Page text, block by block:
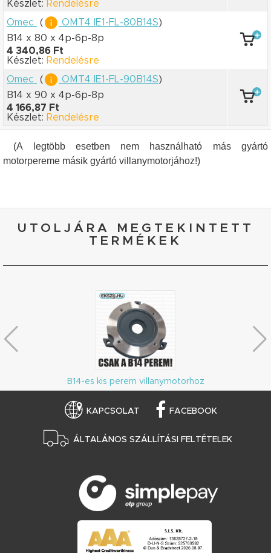
Készlet: Rendelésre
Omec
( OMT4 IE1-FL-80B14S)
B14 x 80 x 4p-6p-8p
4 340,86 Ft
Készlet: Rendelésre
Omec
( OMT4 IE1-FL-90B14S)
B14 x 90 x 4p-6p-8p
4 166,87 Ft
Készlet: Rendelésre
(A legtöbb esetben nem használható más gyártó
motorpereme másik gyártó villanymotorjához!)
UTOLJÁRA MEGTEKINTETT
TERMÉKEK
B14-es kis perem villanymotorhoz
KAPCSOLAT FACEBOOK
ÁLTALÁNOS SZÁLLÍTÁSI FELTÉTELEK